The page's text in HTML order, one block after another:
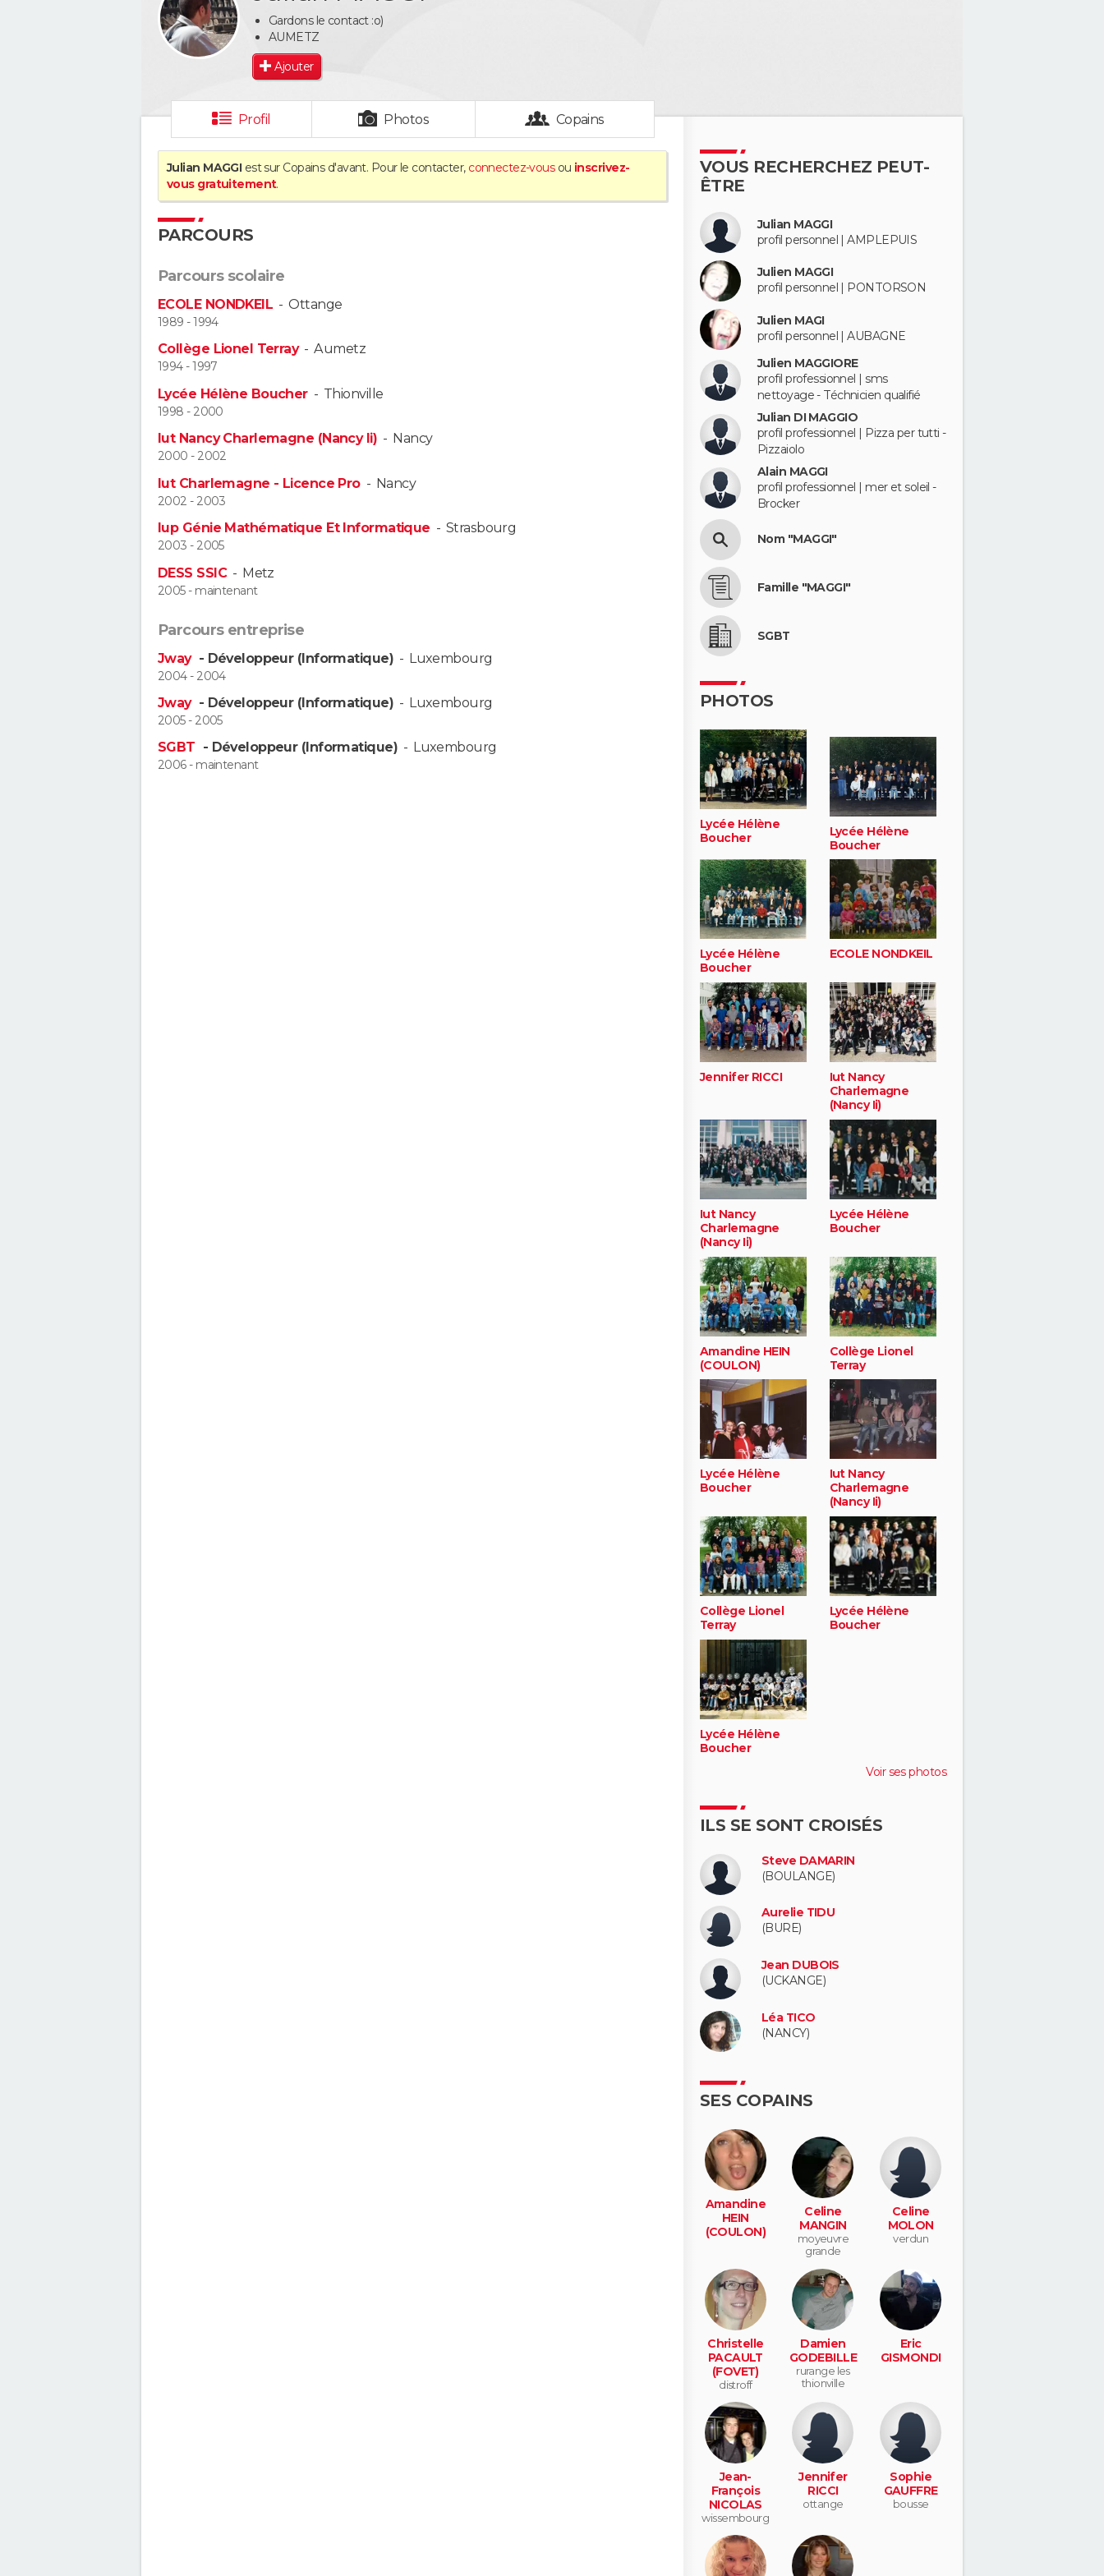
Gardons le contact :o)
AUMETZ
Ajouter
Profil Photos Copains
Julian MAGGI est sur Copains d'avant. Pour le contacter, connectez-vousou inscrivez-
vous gratuitement.
PARCOURS
Parcours scolaire
ECOLE NONDKEIL -Ottange
1989 - 1994
Collège Lionel Terray-Aumetz
1994 - 1997
Lycée Hélène Boucher- Thionville
1998 - 2000
Iut Nancy Charlemagne (Nancy Ii) - Nancy
2000 - 2002
Iut Charlemagne - Licence Pro- Nancy
2002 - 2003
Iup Génie Mathématique Et Informatique - Strasbourg
2003 - 2005
DESS SSIC- Metz
2005 - maintenant
Parcours entreprise
Jway - Développeur (Informatique)- Luxembourg
2004 - 2004
Jway - Développeur (Informatique)- Luxembourg
2005 - 2005
SGBT - Développeur (Informatique)- Luxembourg
2006 - maintenant
VOUS RECHERCHEZ PEUT-
ÊTRE
Julian MAGGI
profil personnel | AMPLEPUIS
Julien MAGGI
profil personnel | PONTORSON
Julien MAGI
profil personnel | AUBAGNE
Julien MAGGIORE
profil professionnel | sms
nettoyage - Téchnicien qualifié
Julian DI MAGGIO
profil professionnel | Pizza per tutti -
Pizzaiolo
Alain MAGGI
profil professionnel | mer et soleil -
Brocker
Nom "MAGGI"
Famille "MAGGI"
SGBT
PHOTOS
Lycée Hélène
Boucher
Lycée Hélène
Boucher
Lycée Hélène
Boucher
ECOLE NONDKEIL
Jennifer RICCI
Iut Nancy
Charlemagne
(Nancy Ii)
Iut Nancy
Charlemagne
(Nancy Ii)
Lycée Hélène
Boucher
Amandine HEIN
(COULON)
Collège Lionel
Terray
Lycée Hélène
Boucher
Iut Nancy
Charlemagne
(Nancy Ii)
Collège Lionel
Terray
Lycée Hélène
Boucher
Lycée Hélène
Boucher
Voir ses photos
ILS SE SONT CROISÉS
Steve DAMARIN
(BOULANGE)
Aurelie TIDU
(BURE)
Jean DUBOIS
(UCKANGE)
Léa TICO
(NANCY)
SES COPAINS
Amandine
HEIN
(COULON)
Celine
MANGIN
moyeuvre
grande
Celine
MOLON
verdun
Christelle
PACAULT
(FOVET)
distroff
Damien
GODEBILLE
rurange les
thionville
Eric
GISMONDI
Jean-
François
NICOLAS
wissembourg
Jennifer
RICCI
ottange
Sophie
GAUFFRE
bousse